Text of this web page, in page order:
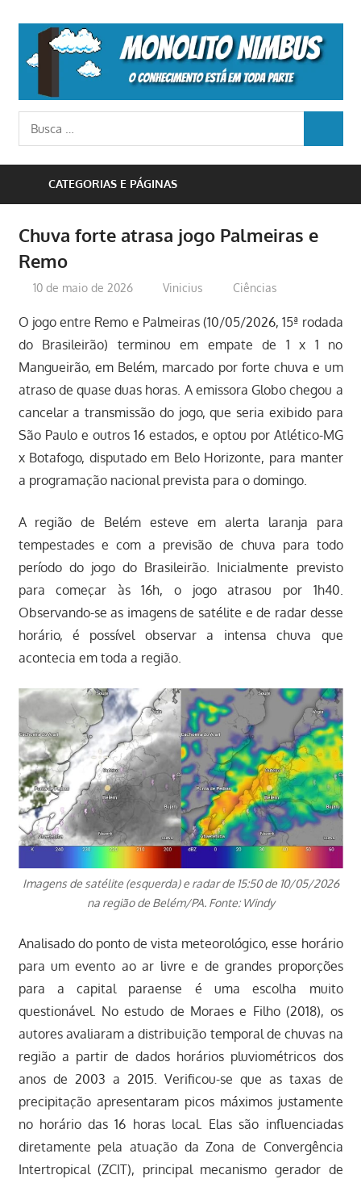
content
o
conhecimento
Busca
para:
CATEGORIAS E PÁGINAS
Chuva forte atrasa jogo Palmeiras e
Remo
10 de maio de 2026 Vinicius Ciências
O jogo entre Remo e Palmeiras (10/05/2026, 15ª rodada
do Brasileirão) terminou em empate de 1 x 1 no
Mangueirão, em Belém, marcado por forte chuva e um
atraso de quase duas horas. A emissora Globo chegou a
cancelar a transmissão do jogo, que seria exibido para
São Paulo e outros 16 estados, e optou por Atlético-MG
x Botafogo, disputado em Belo Horizonte, para manter
a programação nacional prevista para o domingo.
A região de Belém esteve em alerta laranja para
tempestades e com a previsão de chuva para todo
período do jogo do Brasileirão. Inicialmente previsto
para começar às 16h, o jogo atrasou por 1h40.
Observando-se as imagens de satélite e de radar desse
horário, é possível observar a intensa chuva que
acontecia em toda a região.
Imagens de satélite (esquerda) e radar de 15:50 de 10/05/2026
na região de Belém/PA. Fonte: Windy
Analisado do ponto de vista meteorológico, esse horário
para um evento ao ar livre e de grandes proporções
para a capital paraense é uma escolha muito
questionável. No estudo de Moraes e Filho (2018), os
autores avaliaram a distribuição temporal de chuvas na
região a partir de dados horários pluviométricos dos
anos de 2003 a 2015. Verificou-se que as taxas de
precipitação apresentaram picos máximos justamente
no horário das 16 horas local. Elas são influenciadas
diretamente pela atuação da Zona de Convergência
Intertropical (ZCIT), principal mecanismo gerador de